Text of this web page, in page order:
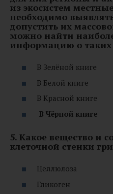
из экосистем
необходимо
допустить их
можно найти
информацию о таких
В Зелёной книге
В Белой книге
В Красной книге
В Чёрной книге
5. Какое вещество и
клеточной стенки
Целлюлоза
Гликоген